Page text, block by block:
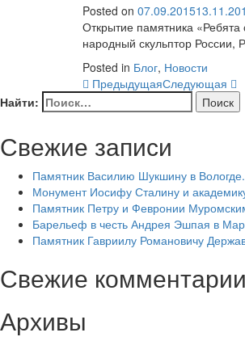
Posted on 07.09.2015
Открытие памятника
народный скульптор России,
Posted in Блог, Новости
ПредыдущаяСледующая
Найти:
Свежие записи
Памятник Василию Шукшину в Вологде.
Монумент Иосифу Сталину и
Памятник Петру и Февронии
Барельеф в честь Андрея Эшпая в
Памятник Гавриилу Романовичу
Свежие комментарии
Архивы